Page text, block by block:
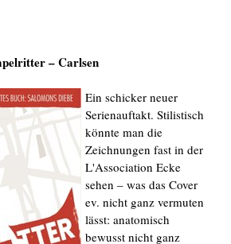
– Carlsen
Ein schicker neuer
Serienauftakt. Stilistisch
könnte man die
Zeichnungen fast in der
L'Association Ecke
sehen – was das Cover
ev. nicht ganz vermuten
lässt: anatomisch
bewusst nicht ganz